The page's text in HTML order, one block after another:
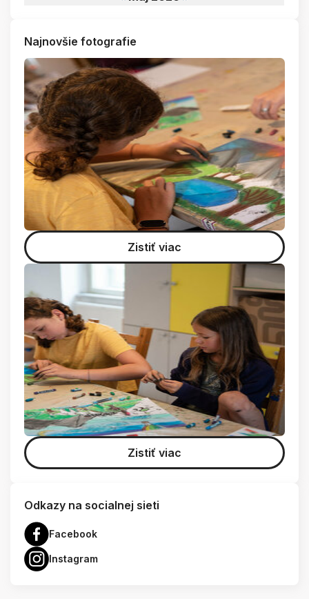
Najnovšie fotografie
Zistiť viac
Zistiť viac
Odkazy na socialnej sieti
Facebook
Instagram